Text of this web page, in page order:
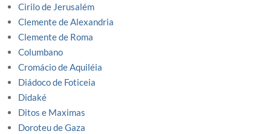
Cirilo de Jerusalém
Clemente de Alexandria
Clemente de Roma
Columbano
Cromácio de Aquiléia
Diádoco de Foticeia
Didaké
Ditos e Maximas
Doroteu de Gaza